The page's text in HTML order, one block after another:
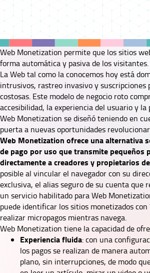
Web Monetization permite que los sitios
forma automática y pasiva de los visitantes.
La Web tal como la conocemos hoy está
intrusivos, rastreo invasivo y
costosas. Este modelo de negocio roto
accesibilidad, la experiencia del usuario y la
Web Monetization se diseñó teniendo en
puerta a nuevas oportunidades
Web Monetization ofrece una alternativa
de pago por uso que transmite pequeños
directamente a creadores y propietarios
posible al vincular el navegador con su
exclusiva, el alias seguro de su cuenta que
un servicio habilitado para Web
puede identificar los sitios monetizados
realizar micropagos mientras navega.
Web Monetization tiene la capacidad de
Experiencia fluida: con una
los pagos se realizan de manera
plano, sin interrupciones, de modo